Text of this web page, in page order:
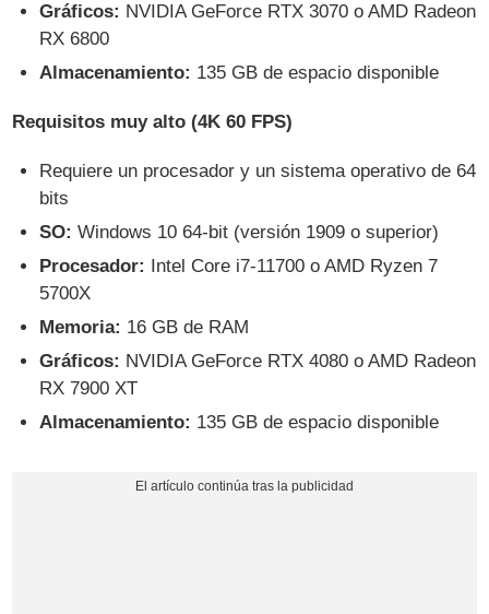
Gráficos: NVIDIA GeForce RTX 3070 o AMD Radeon
RX 6800
Almacenamiento: 135 GB de espacio disponible
Requisitos muy alto (4K 60 FPS)
Requiere un procesador y un sistema operativo de 64
bits
SO: Windows 10 64-bit (versión 1909 o superior)
Procesador: Intel Core i7-11700 o AMD Ryzen 7
5700X
Memoria: 16 GB de RAM
Gráficos: NVIDIA GeForce RTX 4080 o AMD Radeon
RX 7900 XT
Almacenamiento: 135 GB de espacio disponible